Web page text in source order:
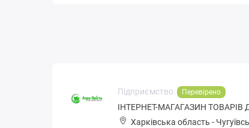
Підприємство: Перевірено
ІНТЕРНЕТ-МАГАГАЗИН
Харківська область -